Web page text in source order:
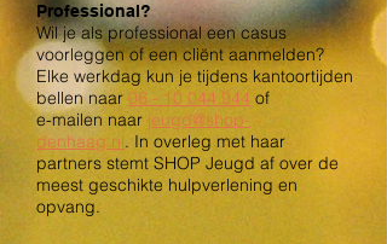
Professional?
Wil je als professional een casus
voorleggen of een cliënt aanmelden?
Elke werkdag kun je tijdens kantoortijden
bellen naar 06 - 10 044 944 of
e-mailen naar jeugd@shop-
denhaag.nl. In overleg met haar
partners stemt SHOP Jeugd af over de
meest geschikte hulpverlening en
opvang.